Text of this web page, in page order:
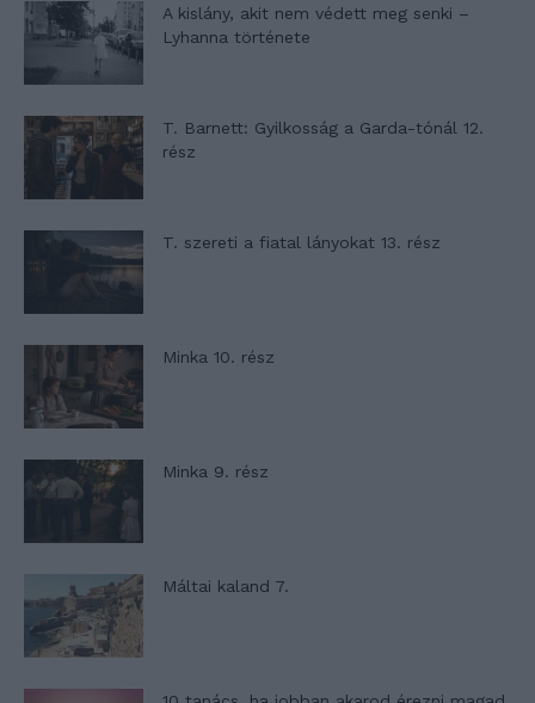
A kislány, akit nem védett meg senki –
Lyhanna története
T. Barnett: Gyilkosság a Garda-tónál 12.
rész
T. szereti a fiatal lányokat 13. rész
Minka 10. rész
Minka 9. rész
Máltai kaland 7.